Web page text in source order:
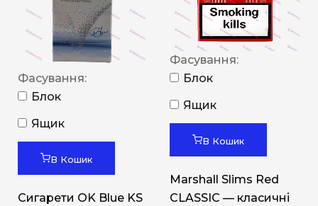
Фасування:
Блок
Ящик
В Кошик
Сигарети OK Blue KS
Фасування:
Блок
Ящик
В Кошик
Marshall Slims Red
CLASSIC — класичні